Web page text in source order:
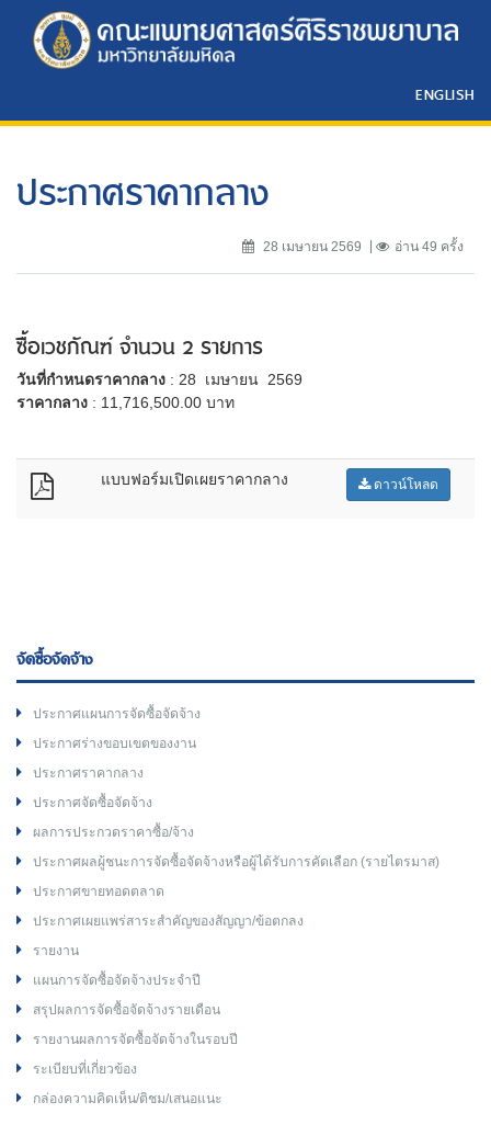
ENGLISH
ประกาศราคากลาง
28 เมษายน 2569 อ่าน 49 ครั้ง
ซื้อเวชภัณฑ์ จำนวน 2 รายการ
วันที่กำหนดราคากลาง : 28 เมษายน 2569
ราคากลาง : 11,716,500.00 บาท
แบบฟอร์มเปิดเผยราคากลาง ดาวน์โหลด
จัดซื้อจัดจ้าง
ประกาศแผนการจัดซื้อจัดจ้าง
ประกาศร่างขอบเขตของงาน
ประกาศราคากลาง
ประกาศจัดซื้อจัดจ้าง
ผลการประกวดราคาซื้อ/จ้าง
ประกาศผลผู้ชนะการจัดซื้อจัดจ้างหรือผู้ได้รับการคัดเลือก (รายไตรมาส)
ประกาศขายทอดตลาด
ประกาศเผยแพร่สาระสำคัญของสัญญา/ข้อตกลง
รายงาน
แผนการจัดซื้อจัดจ้างประจำปี
สรุปผลการจัดซื้อจัดจ้างรายเดือน
รายงานผลการจัดซื้อจัดจ้างในรอบปี
ระเบียบที่เกี่ยวข้อง
กล่องความคิดเห็น/ติชม/เสนอแนะ